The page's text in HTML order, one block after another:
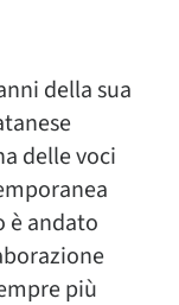
della sua
delle voci
è andato
più